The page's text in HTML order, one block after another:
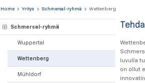
Home Yritys Schmersal-ryhmä Wettenberg
Schmersal-ryhmä
Wuppertal
Wettenberg
Mühldorf
luvulla
on ollut